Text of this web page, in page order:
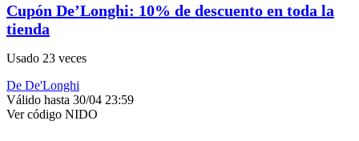
Cupón De’Longhi: 10% de descuento en toda la
tienda
Usado 23 veces
De De'Longhi
Válido hasta 30/04 23:59
Ver código NIDO